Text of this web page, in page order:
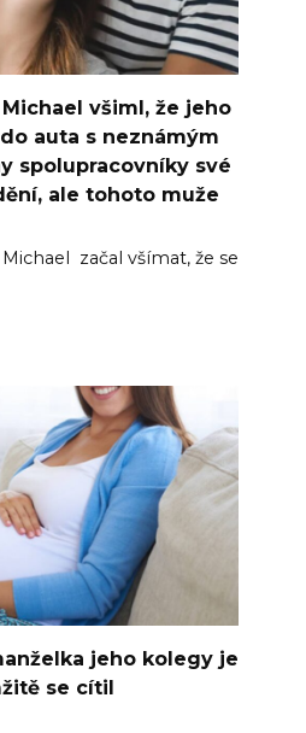
všiml, že jeho
auta s neznámým
spolupracovníky své
ale tohoto muže
začal všímat, že se
jeho kolegy je
se cítil